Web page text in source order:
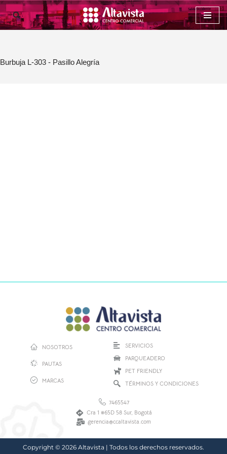
Saltar
Burbuja L-303 - Pasillo Alegría
NOSOTROS
PAUTAS
MARCAS
SERVICIOS
PARQUEADERO
PET FRIENDLY
TÉRMINOS Y CONDICIONES
7465547
Cra 1 #65D 58 Sur, Bogotá
gerencia@ccaltavista.com
Copyright © 2026 Altavista | Todos los derechos reservados.